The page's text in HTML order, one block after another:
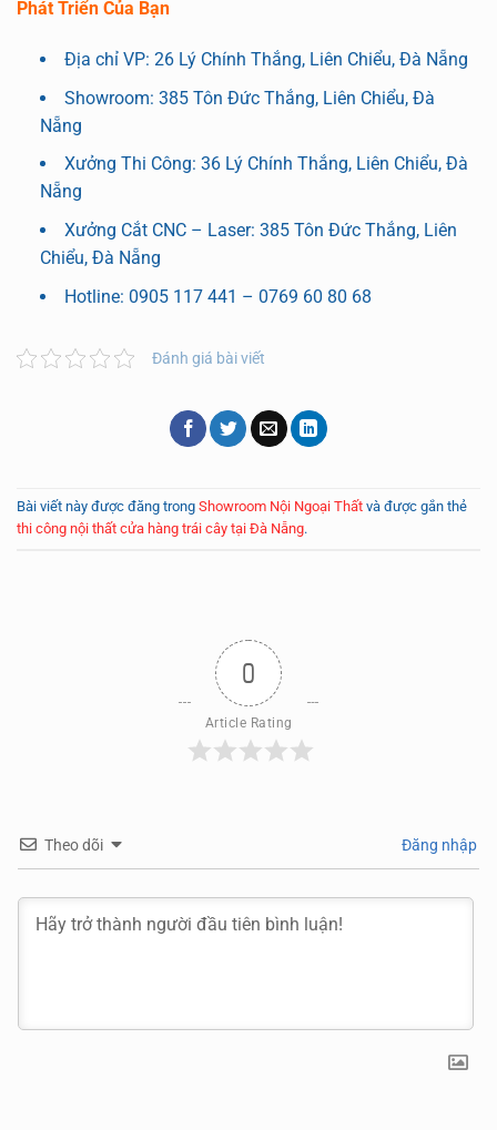
Phát Triển Của Bạn
Địa chỉ VP: 26 Lý Chính Thắng, Liên Chiểu, Đà Nẵng
Showroom: 385 Tôn Đức Thắng, Liên Chiểu, Đà
Nẵng
Xưởng Thi Công: 36 Lý Chính Thắng, Liên Chiểu, Đà
Nẵng
Xưởng Cắt CNC – Laser: 385 Tôn Đức Thắng, Liên
Chiểu, Đà Nẵng
Hotline: 0905 117 441 – 0769 60 80 68
Đánh giá bài viết
Bài viết này được đăng trong Showroom Nội Ngoại Thất và được gắn thẻ
thi công nội thất cửa hàng trái cây tại Đà Nẵng.
0
Article Rating
Theo dõi Đăng nhập